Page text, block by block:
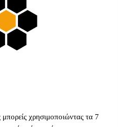
μπορείς χρησιμοποιώντας τα 7